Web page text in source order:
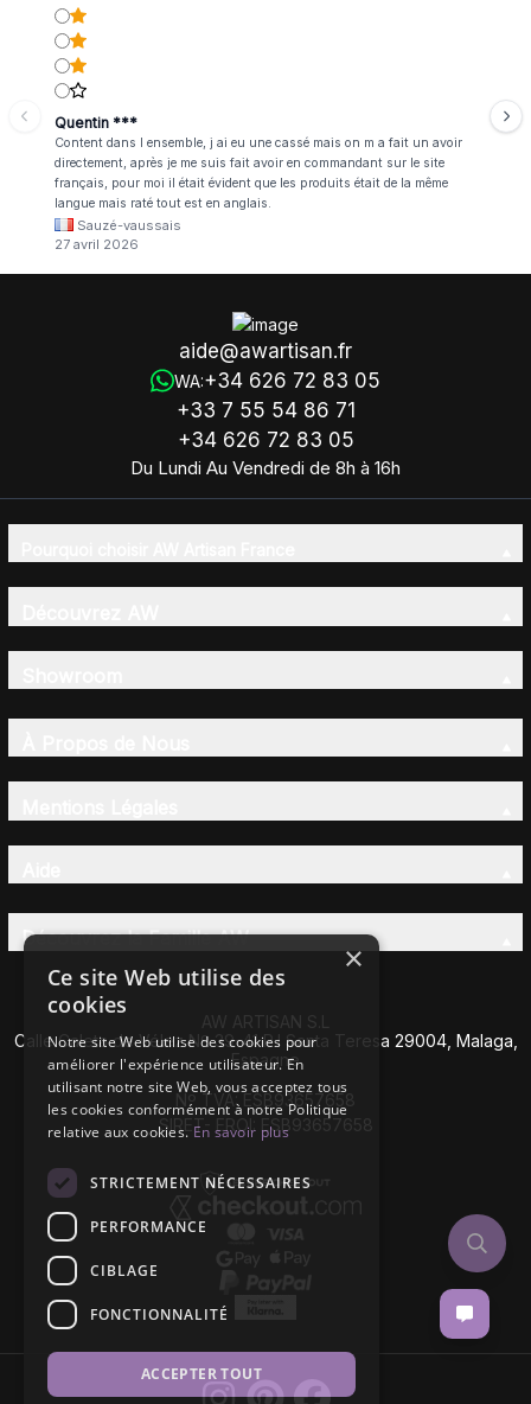
Quentin ***
Content dans l ensemble, j ai eu une cassé mais on m a fait un avoir
directement, après je me suis fait avoir en commandant sur le site
français, pour moi il était évident que les produits était de la même
langue mais raté tout est en anglais.
Sauzé-vaussais
27 avril 2026
aide@awartisan.fr
WA:+34 626 72 83 05
+33 7 55 54 86 71
+34 626 72 83 05
Du Lundi Au Vendredi de 8h à 16h
Découvrez la Famille AW
AW ARTISAN S.L
Calle Caleta de Vélez Nº 39-41 P.I Santa Teresa 29004, Malaga,
Espagne
Nº TVA: ESB93657658
SIRET- EROI: ESB93657658
×
Ce site Web utilise des
cookies
Notre site Web utilise des cookies pour
améliorer l'expérience utilisateur. En
utilisant notre site Web, vous acceptez tous
les cookies conformément à notre Politique
relative aux cookies.En savoir plus
STRICTEMENT NÉCESSAIRES
PERFORMANCE
CIBLAGE
FONCTIONNALITÉ
ACCEPTER TOUT